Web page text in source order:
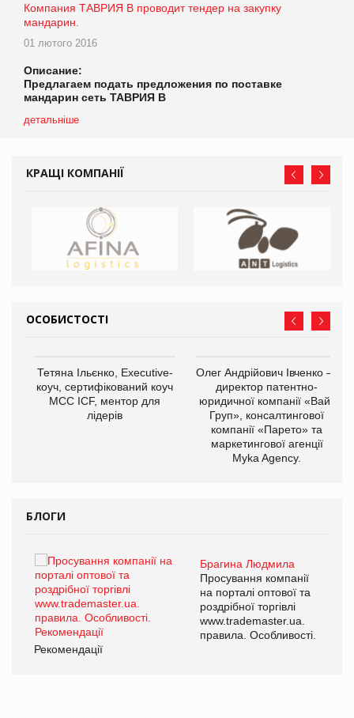
Компания ТАВРИЯ В проводит тендер на закупку
мандарин.
01 лютого 2016
Описание:
Предлагаем подать предложения по поставке
мандарин сеть ТАВРИЯ В
детальніше
КРАЩІ КОМПАНІЇ
ОСОБИСТОСТІ
Тетяна Ільєнко, Executive-
коуч, сертифікований коуч
МСС ICF, ментор для
лідерів
Олег Андрійович Івченко —
директор патентно-
юридичної компанії «Вайз
Груп», консалтингової
компанії «Парето» та
маркетингової агенції
Myka Agency.
БЛОГИ
Брагина Людмила
Просування компанії
на порталі оптової та
роздрібної торгівлі
www.trademaster.ua.
правила. Особливості.
Рекомендації